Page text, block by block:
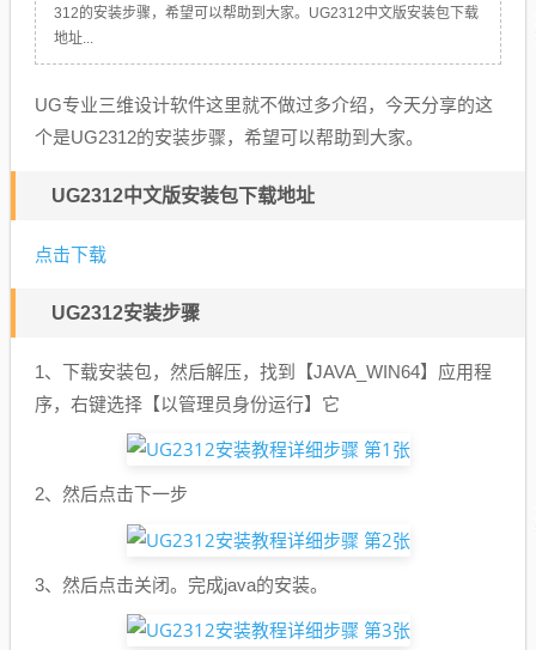
312的安装步骤，希望可以帮助到大家。UG2312中文版安装包下载
地址...
UG专业三维设计软件这里就不做过多介绍，今天分享的这
个是UG2312的安装步骤，希望可以帮助到大家。
UG2312中文版安装包下载地址
点击下载
UG2312安装步骤
1、下载安装包，然后解压，找到【JAVA_WIN64】应用程
序，右键选择【以管理员身份运行】它
2、然后点击下一步
3、然后点击关闭。完成java的安装。